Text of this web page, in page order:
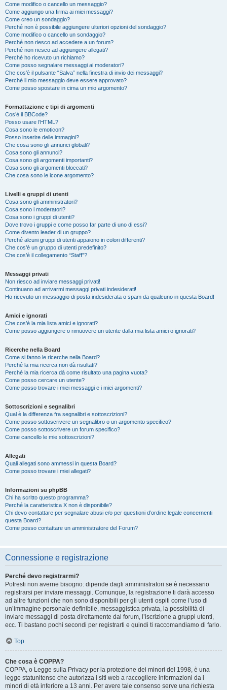
Come modifico o cancello un messaggio?
Come aggiungo una firma ai miei messaggi?
Come creo un sondaggio?
Perché non è possibile aggiungere ulteriori opzioni del sondaggio?
Come modifico o cancello un sondaggio?
Perché non riesco ad accedere a un forum?
Perché non riesco ad aggiungere allegati?
Perché ho ricevuto un richiamo?
Come posso segnalare messaggi ai moderatori?
Che cos’è il pulsante “Salva” nella finestra di invio dei messaggi?
Perché il mio messaggio deve essere approvato?
Come posso spostare in cima un mio argomento?
Formattazione e tipi di argomenti
Cos’è il BBCode?
Posso usare l’HTML?
Cosa sono le emoticon?
Posso inserire delle immagini?
Che cosa sono gli annunci globali?
Cosa sono gli annunci?
Cosa sono gli argomenti importanti?
Cosa sono gli argomenti bloccati?
Che cosa sono le icone argomento?
Livelli e gruppi di utenti
Cosa sono gli amministratori?
Cosa sono i moderatori?
Cosa sono i gruppi di utenti?
Dove trovo i gruppi e come posso far parte di uno di essi?
Come divento leader di un gruppo?
Perché alcuni gruppi di utenti appaiono in colori differenti?
Che cos’è un gruppo di utenti predefinito?
Che cos’è il collegamento “Staff”?
Messaggi privati
Non riesco ad inviare messaggi privati!
Continuano ad arrivarmi messaggi privati indesiderati!
Ho ricevuto un messaggio di posta indesiderata o spam da qualcuno in questa Board!
Amici e ignorati
Che cos’è la mia lista amici e ignorati?
Come posso aggiungere o rimuovere un utente dalla mia lista amici o ignorati?
Ricerche nella Board
Come si fanno le ricerche nella Board?
Perché la mia ricerca non dà risultati?
Perché la mia ricerca dà come risultato una pagina vuota?
Come posso cercare un utente?
Come posso trovare i miei messaggi e i miei argomenti?
Sottoscrizioni e segnalibri
Qual è la differenza fra segnalibri e sottoscrizioni?
Come posso sottoscrivere un segnalibro o un argomento specifico?
Come posso sottoscrivere un forum specifico?
Come cancello le mie sottoscrizioni?
Allegati
Quali allegati sono ammessi in questa Board?
Come posso trovare i miei allegati?
Informazioni su phpBB
Chi ha scritto questo programma?
Perché la caratteristica X non è disponibile?
Chi devo contattare per segnalare abusi e/o per questioni d’ordine legale concernenti
questa Board?
Come posso contattare un amministratore del Forum?
Connessione e registrazione
Perché devo registrarmi?
Potresti non averne bisogno: dipende dagli amministratori se è necessario
registrarsi per inviare messaggi. Comunque, la registrazione ti darà accesso
ad altre funzioni che non sono disponibili per gli utenti ospiti come l’uso di
un’immagine personale definibile, messaggistica privata, la possibilità di
inviare messaggi di posta direttamente dal forum, l’iscrizione a gruppi utenti,
ecc. Ti bastano pochi secondi per registrarti e quindi ti raccomandiamo di farlo.
Top
Che cosa è COPPA?
COPPA, o Legge sulla Privacy per la protezione dei minori del 1998, è una
legge statunitense che autorizza i siti web a raccogliere informazioni da i
minori di età inferiore a 13 anni. Per avere tale consenso serve una richiesta